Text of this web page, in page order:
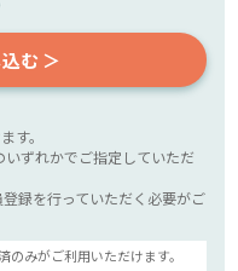
む ＞
す。
ずれかでご指定していただ
録を行っていただく必要がご
みがご利用いただけます。